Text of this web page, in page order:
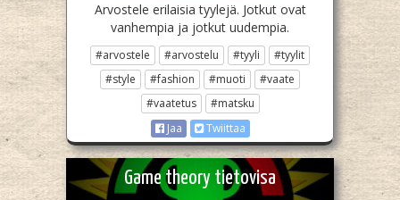
Arvostele erilaisia tyylejä. Jotkut ovat
vanhempia ja jotkut uudempia.
#arvostele #arvostelu #tyyli
#tyylit
#style
#fashion #muoti
#vaate
#vaatetus
#matsku
Jaa
Twiittaa
Game theory tietovisa